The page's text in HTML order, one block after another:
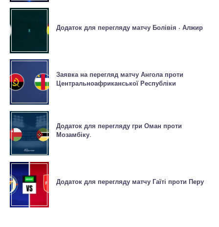
Додаток для перегляду матчу Болівія - Алжир
Заявка на перегляд матчу Ангола проти
Центральноафриканської Республіки
Додаток для перегляду гри Оман проти
Мозамбіку.
Додаток для перегляду матчу Гаїті проти Перу